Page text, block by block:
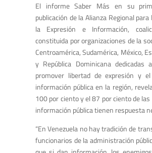
El informe Saber Más en su
publicación de la Alianza Regional
la Expresión e Información,
constituida por organizaciones de la
Centroamérica, Sudamérica, México,
y República Dominicana dedicadas
promover libertad de expresión y
información pública en la región,
100 por ciento y el 87 por ciento de
información pública tienen respuesta
“En Venezuela no hay tradición de
funcionarios de la administración